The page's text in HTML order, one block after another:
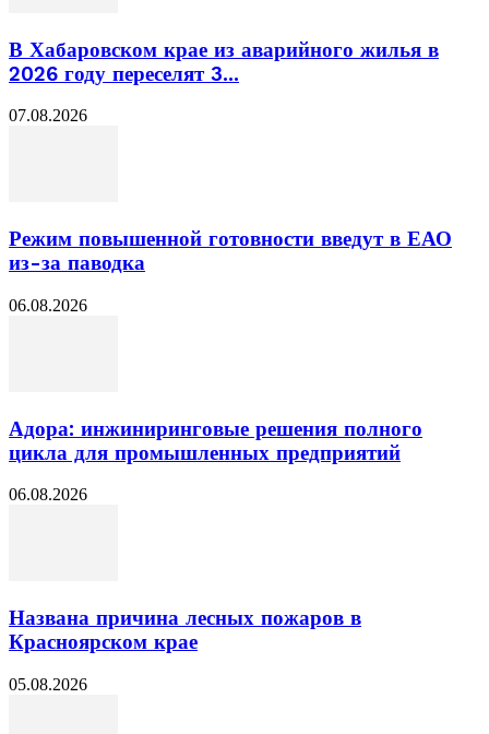
В Хабаровском крае из аварийного жилья в
2026 году переселят 3...
07.08.2026
Режим повышенной готовности введут в ЕАО
из-за паводка
06.08.2026
Адора: инжиниринговые решения полного
цикла для промышленных предприятий
06.08.2026
Названа причина лесных пожаров в
Красноярском крае
05.08.2026